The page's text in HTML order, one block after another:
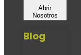
Abrir
Nosotros
Blog